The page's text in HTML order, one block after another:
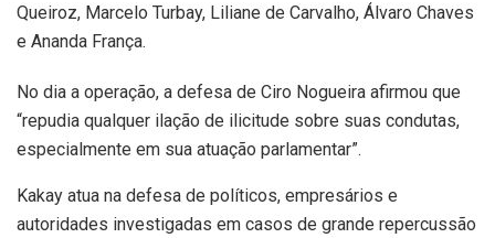
Queiroz, Marcelo Turbay, Liliane de Carvalho, Álvaro Chaves
e Ananda França.
No dia a operação, a defesa de Ciro Nogueira afirmou que
“repudia qualquer ilação de ilicitude sobre suas condutas,
especialmente em sua atuação parlamentar”.
Kakay atua na defesa de políticos, empresários e
autoridades investigadas em casos de grande repercussão